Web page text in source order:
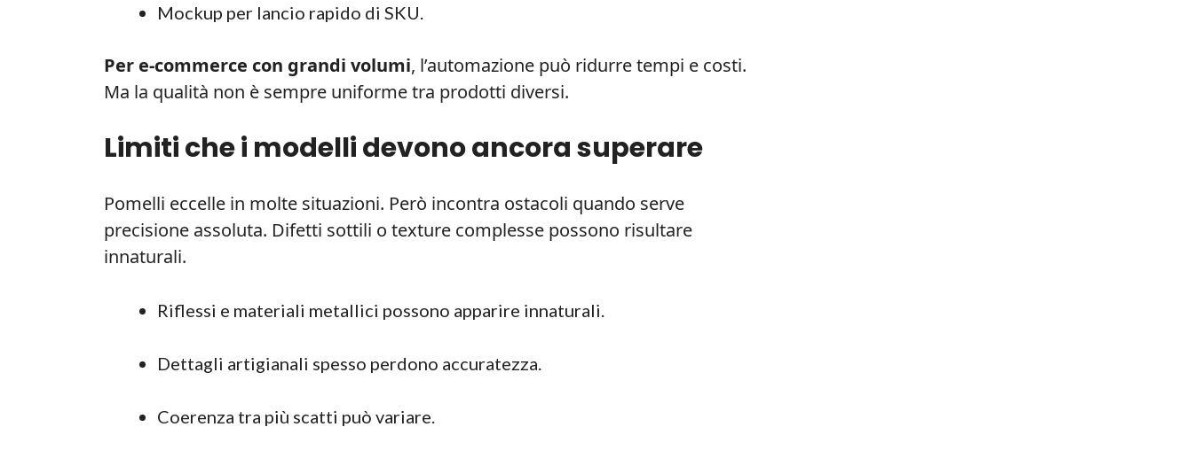
Mockup per lancio rapido di SKU.
Per e-commerce con grandi volumi, l’automazione può ridurre tempi e costi.
Ma la qualità non è sempre uniforme tra prodotti diversi.
Limiti che i modelli devono ancora superare
Pomelli eccelle in molte situazioni. Però incontra ostacoli quando serve
precisione assoluta. Difetti sottili o texture complesse possono risultare
innaturali.
Riflessi e materiali metallici possono apparire innaturali.
Dettagli artigianali spesso perdono accuratezza.
Coerenza tra più scatti può variare.